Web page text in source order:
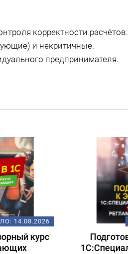
корректности расчётов.
и некритичные.
предпринимателя.
НАЧАЛО:
Подготовка к
1С:Специалист-